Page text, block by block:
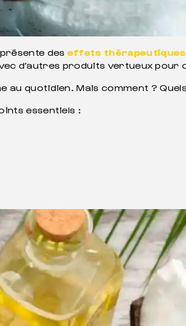
des effets thérapeutiques
d’autres produits vertueux pour
au quotidien. Mais comment ?
essentiels :